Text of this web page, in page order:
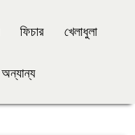
ফিচার খেলাধুলা
অন্যান্য